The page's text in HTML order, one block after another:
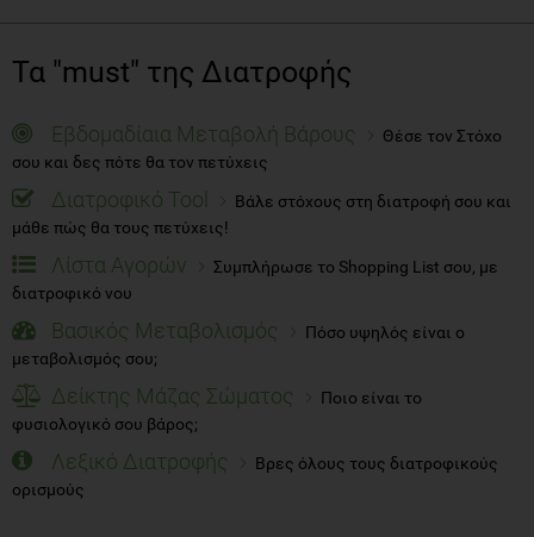
Τα "must" της Διατροφής
Εβδομαδίαια Μεταβολή Βάρους
Θέσε τον Στόχο
σου και δες πότε θα τον πετύχεις
Διατροφικό Tool
Βάλε στόχους στη διατροφή σου και
μάθε πώς θα τους πετύχεις!
Λίστα Αγορών
Συμπλήρωσε το Shopping List σου, με
διατροφικό νου
Βασικός Μεταβολισμός
Πόσο υψηλός είναι ο
μεταβολισμός σου;
Δείκτης Μάζας Σώματος
Ποιο είναι το
φυσιολογικό σου βάρος;
Λεξικό Διατροφής
Βρες όλους τους διατροφικούς
ορισμούς